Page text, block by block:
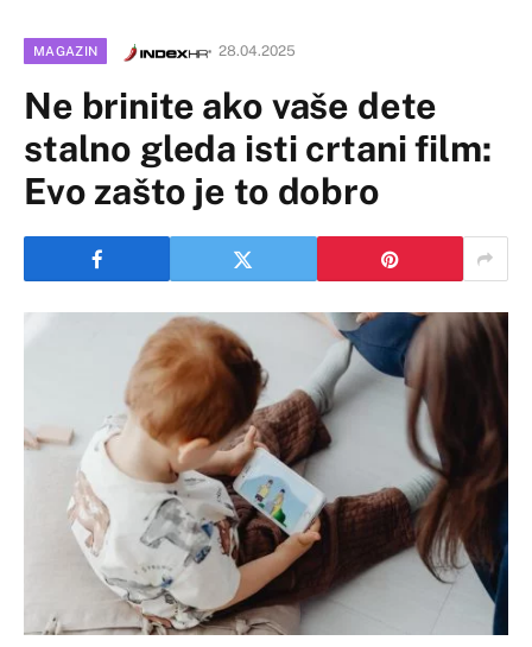
MAGAZIN 28.04.2025
Ne brinite ako vaše dete
stalno gleda isti crtani film:
Evo zašto je to dobro